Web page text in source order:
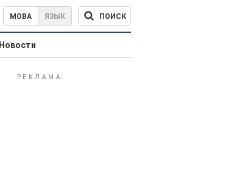
МОВА ЯЗЫК ПОИСК
Новости